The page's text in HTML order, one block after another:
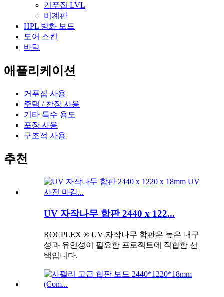
거푸집 LVL
비계판
HPL 방화 보드
도어 스킨
바닥
애플리케이션
거푸집 사용
주택 / 찬장 사용
기타 특수 용도
포장 사용
구조적 사용
추천
UV 자작나무 합판 2440 x 122...
ROCPLEX ® UV 자작나무 합판은 높은 내구
성과 유연성이 필요한 프로젝트에 적합한 선
택입니다.